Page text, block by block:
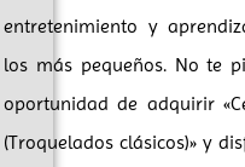
entretenimiento y
los más pequeños. No te
oportunidad de adquirir
(Troquelados clásicos)» y